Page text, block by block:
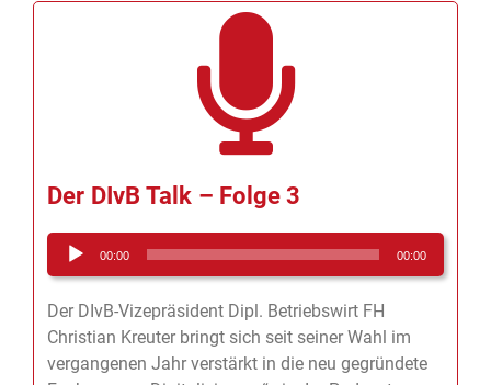
Der DIvB Talk – Folge 3
Audio-
Player
Der DIvB-Vizepräsident Dipl. Betriebswirt FH
Christian Kreuter bringt sich seit seiner Wahl im